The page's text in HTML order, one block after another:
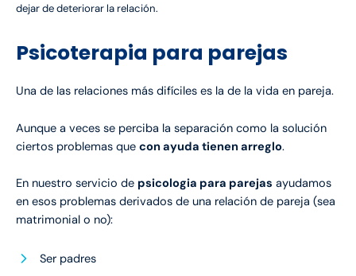
dejar de deteriorar la relación.
Psicoterapia para parejas
Una de las relaciones más difíciles es la de la vida en pareja.
Aunque a veces se perciba la separación como la solución
ciertos problemas que con ayuda tienen arreglo.
En nuestro servicio de psicologia para parejas ayudamos
en esos problemas derivados de una relación de pareja (sea
matrimonial o no):
Ser padres